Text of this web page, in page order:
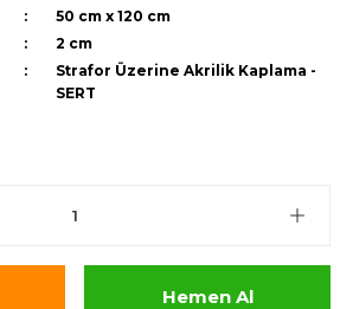
50 cm x 120 cm
2 cm
Strafor Üzerine Akrilik Kaplama -
SERT
Hemen Al